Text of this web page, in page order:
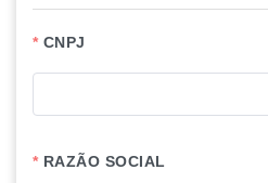
CNPJ
RAZÃO SOCIAL